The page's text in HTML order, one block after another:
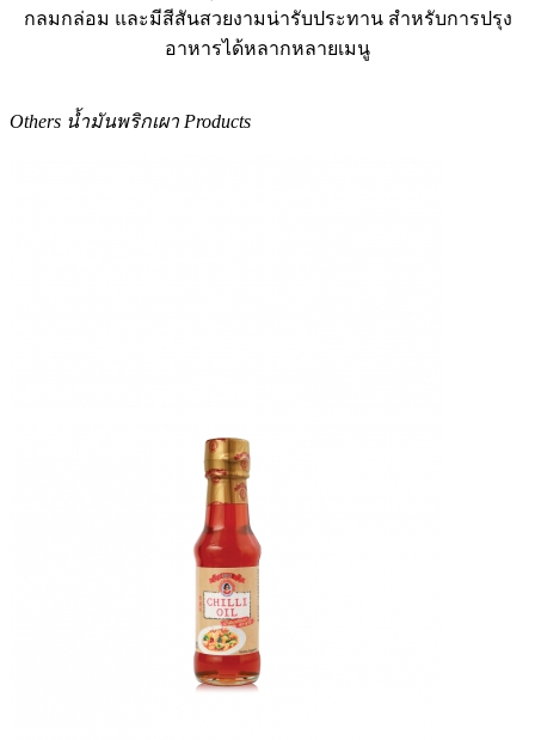
กลมกล่อม และมีสีสันสวยงามน่ารับประทาน สำหรับการปรุง
อาหารได้​หลากหลายเมนู
Others น้ำมันพริกเผา Products